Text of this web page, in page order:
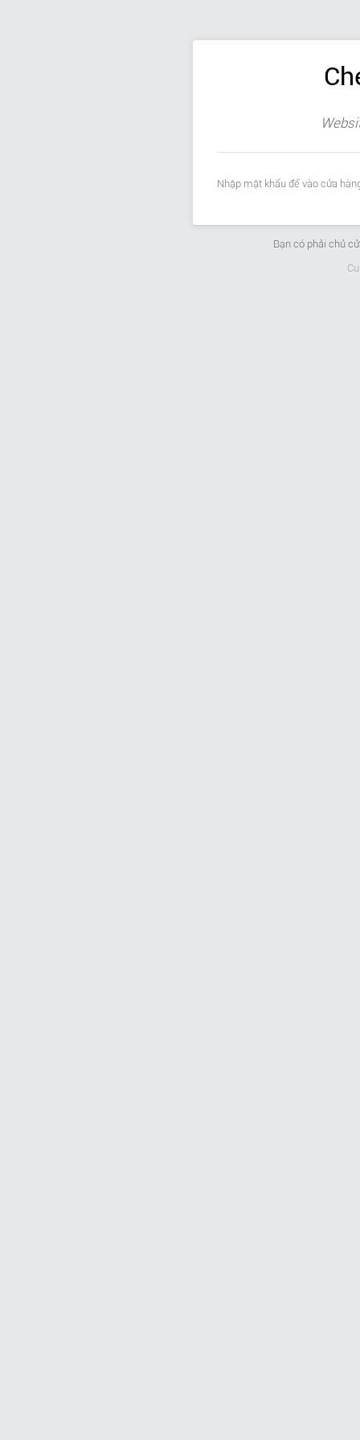
Nhập mật khẩu để vào cửa
Bạn có phải chủ